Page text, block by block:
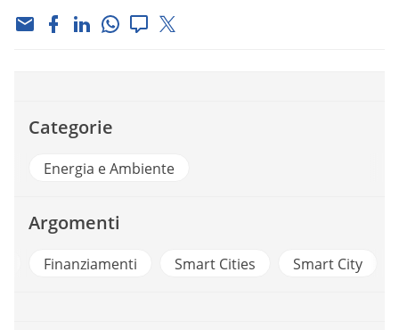
Categorie
Energia e Ambiente
Argomenti
Finanziamenti Smart Cities Smart City